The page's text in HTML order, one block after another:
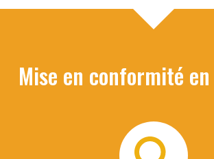
Mise en conformité